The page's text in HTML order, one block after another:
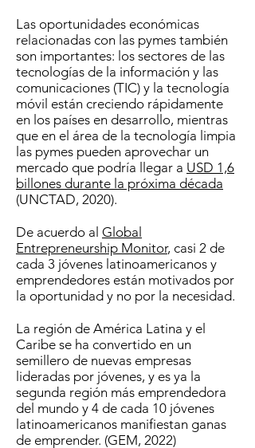
Las oportunidades económicas
relacionadas con las pymes también
son importantes: los sectores de las
tecnologías de la información y las
comunicaciones (TIC) y la tecnología
móvil están creciendo rápidamente
en los países en desarrollo, mientras
que en el área de la tecnología limpia
las pymes pueden aprovechar un
mercado que podría llegar a USD 1,6
billones durante la próxima década
(UNCTAD, 2020).
De acuerdo al Global
Entrepreneurship Monitor, casi 2 de
cada 3 jóvenes latinoamericanos y
emprendedores están motivados por
la oportunidad y no por la necesidad.
La región de América Latina y el
Caribe se ha convertido en un
semillero de nuevas empresas
lideradas por jóvenes, y es ya la
segunda región más emprendedora
del mundo y 4 de cada 10 jóvenes
latinoamericanos manifiestan ganas
de emprender. (GEM, 2022)